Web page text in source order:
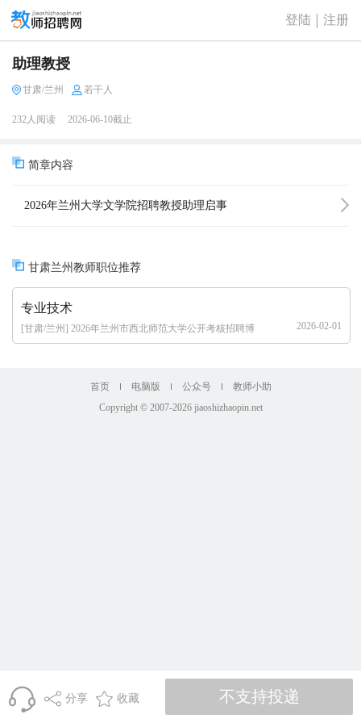
登陆 注册
助理教授
甘肃/兰州 若干人
232人阅读 2026-06-10截止
简章内容
2026年兰州大学文学院招聘教授助理启事
甘肃兰州教师职位推荐
专业技术
[甘肃/兰州] 2026年兰州市西北师范大学公开考核招聘博
士研究生公告（191名）
2026-02-01
首页 电脑版 公众号
教师小助
Copyright © 2007-2026 jiaoshizhaopin.net
分享 收藏